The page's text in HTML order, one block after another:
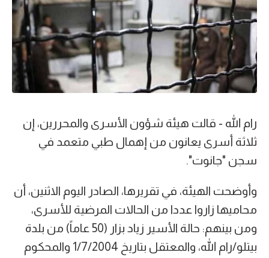
رام الله - قالت هيئة شؤون الأسرى والمحررين، إن
ثلاثة أسرى يعانون من إهمال طبي متعمد في
سجن "جانوت".
وأوضحت الهيئة، في تقريرها، الصادر اليوم الاثنين، أن
محاميها زاروا عددا من الحالات المرضية للأسرى،
ومن بينهم: حالة الأسير زياد بزار (50 عاماً) من بلدة
بيتلو/رام الله، والمعتقل بتاريخ 1/7/2004 والمحكوم